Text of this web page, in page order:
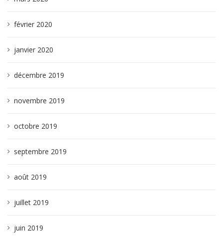
février 2020
janvier 2020
décembre 2019
novembre 2019
octobre 2019
septembre 2019
août 2019
juillet 2019
juin 2019